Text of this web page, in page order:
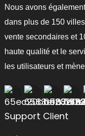
Nous avons
dans plus de 150
vente secondaires et
haute qualité et le
les utilisateurs et
Support Client